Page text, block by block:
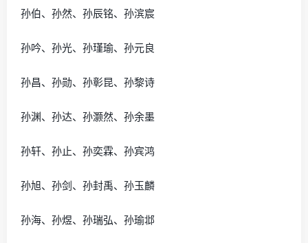
孙伯、孙然、孙辰铭、孙滨宸
孙吟、孙光、孙瑾瑜、孙元良
孙昌、孙勋、孙彰昆、孙黎诗
孙渊、孙达、孙灏然、孙余墨
孙轩、孙止、孙奕霖、孙宾鸿
孙旭、孙剑、孙封禹、孙玉麟
孙海、孙煜、孙瑞弘、孙瑜邶